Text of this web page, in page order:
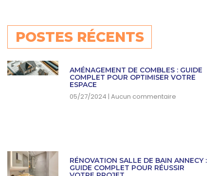
POSTES RÉCENTS
AMÉNAGEMENT DE COMBLES : GUIDE
COMPLET POUR OPTIMISER VOTRE
ESPACE
05/27/2024 Aucun commentaire
RÉNOVATION SALLE DE BAIN ANNECY :
GUIDE COMPLET POUR RÉUSSIR